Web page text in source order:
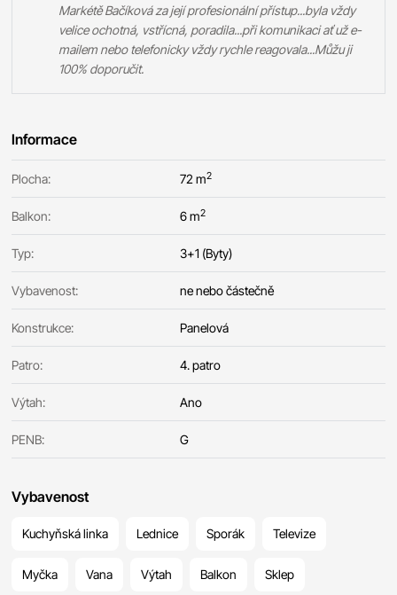
Markétě Bačíková za její profesionální přístup...byla vždy
velice ochotná, vstřícná, poradila...při komunikaci ať už e-
mailem nebo telefonicky vždy rychle reagovala...Můžu ji
100% doporučit.
Informace
Plocha: 72 m2
Balkon: 6 m2
Typ: 3+1 (Byty)
Vybavenost: ne nebo částečně
Konstrukce: Panelová
Patro: 4. patro
Výtah: Ano
PENB: G
Vybavenost
Kuchyňská linka Lednice Sporák Televize
Myčka Vana Výtah Balkon Sklep